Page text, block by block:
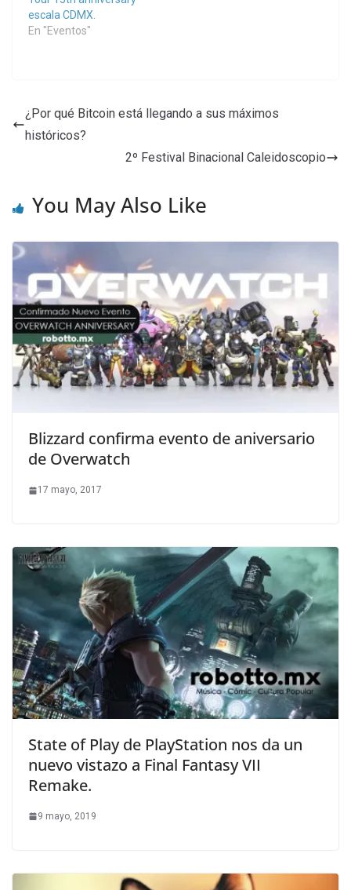
escala CDMX.
En "Eventos"
¿Por qué Bitcoin está llegando a sus máximos
históricos?
2º Festival Binacional Caleidoscopio
You May Also Like
Blizzard confirma evento de aniversario
de Overwatch
17 mayo, 2017
State of Play de PlayStation nos da un
nuevo vistazo a Final Fantasy VII
Remake.
9 mayo, 2019